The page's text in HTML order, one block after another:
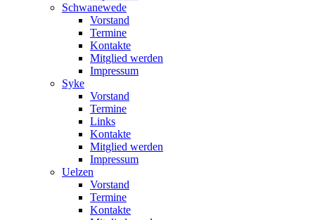
Schwanewede
Vorstand
Termine
Kontakte
Mitglied werden
Impressum
Syke
Vorstand
Termine
Links
Kontakte
Mitglied werden
Impressum
Uelzen
Vorstand
Termine
Kontakte